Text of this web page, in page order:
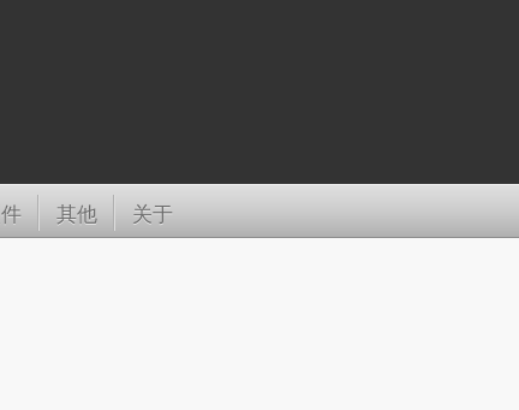
其他 关于